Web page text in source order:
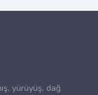
yürüyüş, dağ